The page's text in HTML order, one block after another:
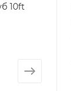
10ft